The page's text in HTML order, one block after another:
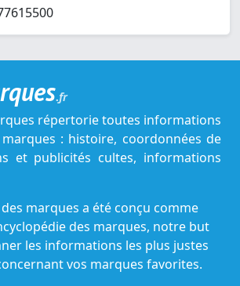
.fr
répertorie toutes informations
: histoire, coordonnées de
et publicités cultes, informations
marques a été conçu comme
des marques, notre but
les informations les plus justes
vos marques favorites.